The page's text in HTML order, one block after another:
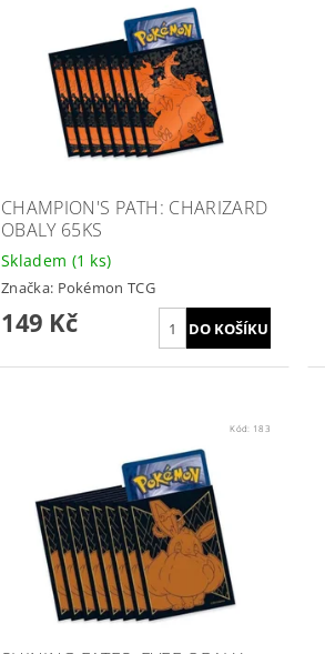
CHAMPION'S PATH: CHARIZARD
OBALY 65KS
Skladem (1 ks)
Značka: Pokémon TCG
149 Kč
Kód: 183